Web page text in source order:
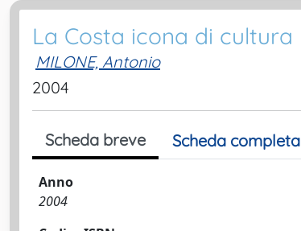
La Costa icona di cultura
MILONE, Antonio
2004
Scheda breve Scheda completa
Anno
2004